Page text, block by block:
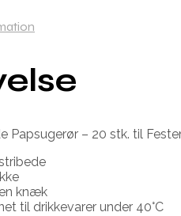
Papsugerør – 20 stk. til
knæk
til drikkevarer under 40°C